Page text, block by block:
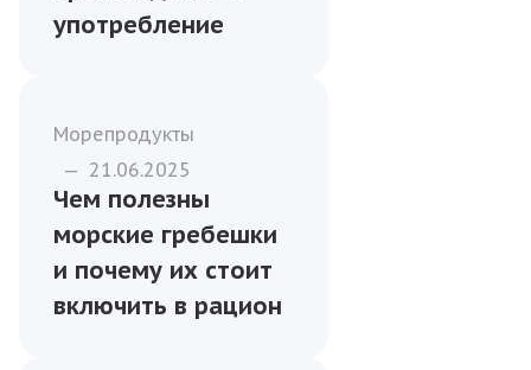
морепродуктов для
Морепродукты
— 17.03.2024
Варёно-мороженые
морепродукты: